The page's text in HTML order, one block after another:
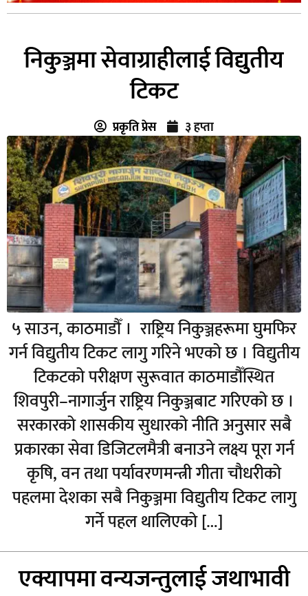
निकुञ्जमा सेवाग्राहीलाई विद्युतीय
टिकट
प्रकृति प्रेस ३ हप्ता
५ साउन, काठमाडौँ । राष्ट्रिय निकुञ्जहरूमा घुमफिर
गर्न विद्युतीय टिकट लागु गरिने भएको छ । विद्युतीय
टिकटको परीक्षण सुरूवात काठमाडौँस्थित
शिवपुरी–नागार्जुन राष्ट्रिय निकुञ्जबाट गरिएको छ ।
सरकारको शासकीय सुधारको नीति अनुसार सबै
प्रकारका सेवा डिजिटलमैत्री बनाउने लक्ष्य पूरा गर्न
कृषि, वन तथा पर्यावरणमन्त्री गीता चौधरीको
पहलमा देशका सबै निकुञ्जमा विद्युतीय टिकट लागु
गर्ने पहल थालिएको […]
एक्यापमा वन्यजन्तुलाई जथाभावी